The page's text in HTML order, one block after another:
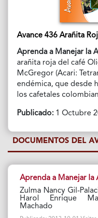
Avance 436 Arañita
Aprenda a Manejar la
arañita roja del café
McGregor (Acari:
endémica, que desde
los cafetales
Publicado:1 Octubre
DOCUMENTOS DEL
Aprenda a Manejar la
Zulma Nancy Gil-
Harol Enrique
Machado